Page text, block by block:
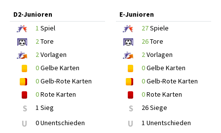
D2-Junioren
1 Spiel
2Tore
2Vorlagen
0Gelbe Karten
0Gelb-Rote Karten
0Rote Karten
S 1 Sieg
U 0 Unentschieden
E-Junioren
27Spiele
26Tore
2Vorlagen
0Gelbe Karten
0Gelb-Rote Karten
0Rote Karten
S 26 Siege
U 1 Unentschieden